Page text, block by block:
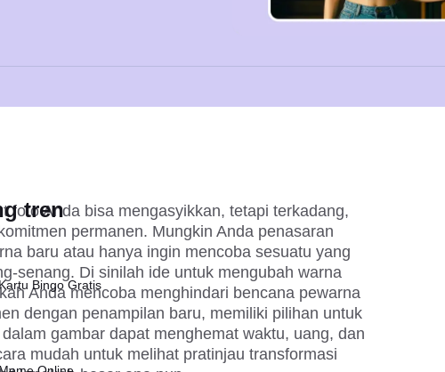
foto Anda bisa mengasyikkan, tetapi terkadang,
permanen. Mungkin Anda penasaran
baru atau hanya ingin mencoba sesuatu yang
senang. Di sinilah ide untuk mengubah warna
Anda mencoba menghindari bencana pewarna
dengan penampilan baru, memiliki pilihan untuk
gambar dapat menghemat waktu, uang, dan
mudah untuk melihat pratinjau transformasi
tren
Bingo Gratis